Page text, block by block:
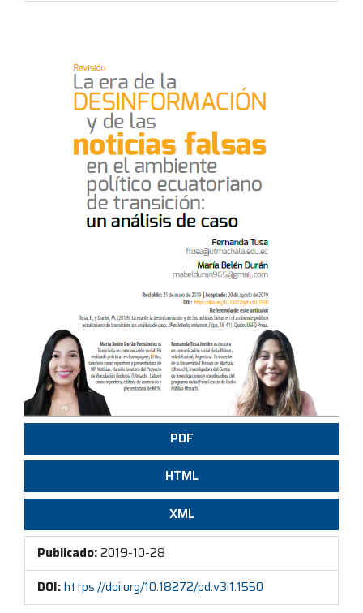
lateral
artículo
PDF
HTML
XML
Publicado:2019-10-28
DOI:https://doi.org/10.18272/pd.v3i1.1550